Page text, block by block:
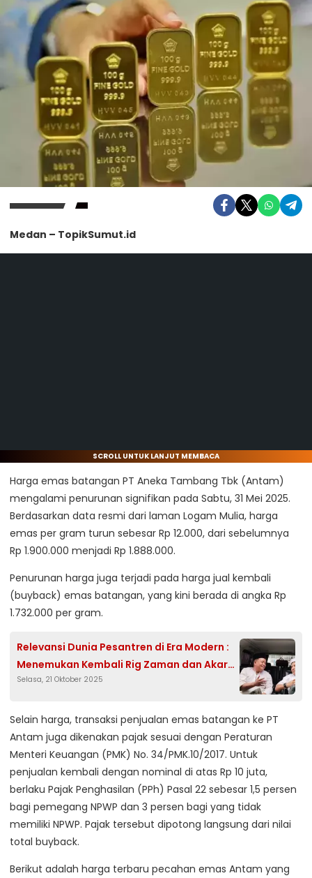
Medan – TopikSumut.id
SCROLL UNTUK LANJUT MEMBACA
Harga emas batangan PT Aneka Tambang Tbk (Antam)
mengalami penurunan signifikan pada Sabtu, 31 Mei 2025.
Berdasarkan data resmi dari laman Logam Mulia, harga
emas per gram turun sebesar Rp 12.000, dari sebelumnya
Rp 1.900.000 menjadi Rp 1.888.000.
Penurunan harga juga terjadi pada harga jual kembali
(buyback) emas batangan, yang kini berada di angka Rp
1.732.000 per gram.
Relevansi Dunia Pesantren di Era Modern :
Menemukan Kembali Rig Zaman dan Akar
Peradaban Bangsa
Selasa, 21 Oktober 2025
Selain harga, transaksi penjualan emas batangan ke PT
Antam juga dikenakan pajak sesuai dengan Peraturan
Menteri Keuangan (PMK) No. 34/PMK.10/2017. Untuk
penjualan kembali dengan nominal di atas Rp 10 juta,
berlaku Pajak Penghasilan (PPh) Pasal 22 sebesar 1,5 persen
bagi pemegang NPWP dan 3 persen bagi yang tidak
memiliki NPWP. Pajak tersebut dipotong langsung dari nilai
total buyback.
Berikut adalah harga terbaru pecahan emas Antam yang